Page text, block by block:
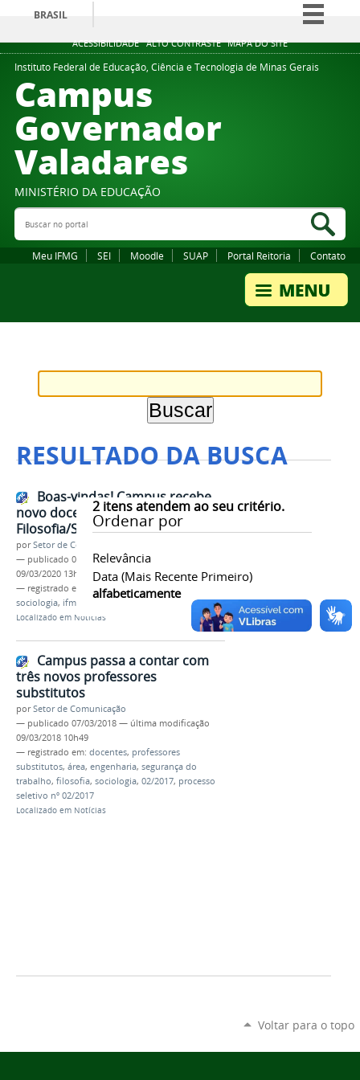
ACESSIBILIDADE ALTO CONTRASTE MAPA DO SITE
BRASIL
Simplifique!
Comunica BR
Instituto Federal de Educação, Ciência e Tecnologia de Minas Gerais
Campus
Governador
Valadares
MINISTÉRIO DA EDUCAÇÃO
Buscar no portal
Meu IFMG SEI Moodle SUAP Portal Reitoria Contato
RESULTADO DA BUSCA
2itens atendem ao seu critério.
Ordenar por
Relevância
Data (mais Recente Primeiro)
alfabeticamente
Boas-vindas! Campus recebe
novo docente da área de
Filosofia/Sociologia
porSetor de Comunicação
— publicado 09/03/2020—última modificação
09/03/2020 13h19
— registrado em:
professor substituto
sociologia, ifmg campus governador valadares
Localizado em Notícias
Campus passa a contar com
três novos professores
substitutos
porSetor de Comunicação
— publicado 07/03/2018 — última modificação
09/03/2018 10h49
— registrado em: docentes, professores
substitutos, área, engenharia, segurança do
trabalho, filosofia, sociologia, 02/2017, processo
seletivo nº 02/2017
Localizado em Notícias
Voltar para o topo